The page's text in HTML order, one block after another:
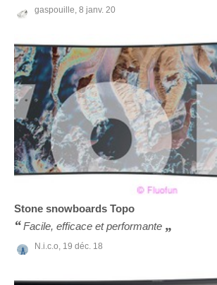
gaspouille, 8 janv. 20
Stone snowboards Topo
Facile, efficace et performante
N.i.c.o, 19 déc. 18